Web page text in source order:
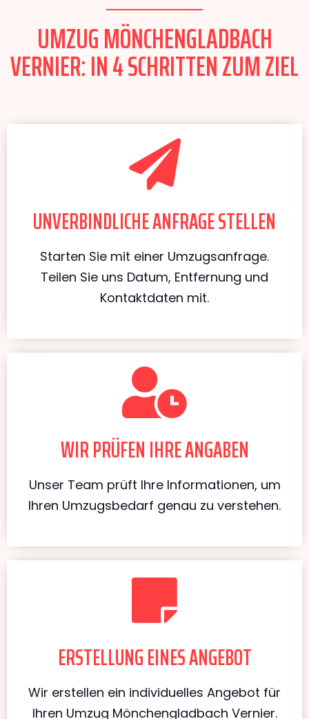
UMZUG MÖNCHENGLADBACH
VERNIER: IN 4 SCHRITTEN ZUM ZIEL
UNVERBINDLICHE ANFRAGE STELLEN
Starten Sie mit einer Umzugsanfrage.
Teilen Sie uns Datum, Entfernung und
Kontaktdaten mit.
WIR PRÜFEN IHRE ANGABEN
Unser Team prüft Ihre Informationen, um
Ihren Umzugsbedarf genau zu verstehen.
ERSTELLUNG EINES ANGEBOT
Wir erstellen ein individuelles Angebot für
Ihren Umzug Mönchengladbach Vernier.